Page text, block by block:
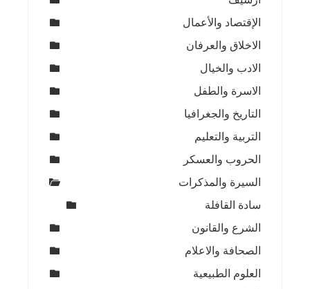
الإقتصاد والأعمال
الاخلاق والعرفان
الادب والخيال
الاسرة والطفل
التاريخ والجغرافيا
التربية والتعليم
الحروب والعسكر
السيرة والمذكرات
سادة القافلة
الشرع والقانون
الصحافة والاعلام
العلوم الطبيعية